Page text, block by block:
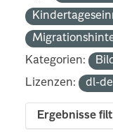
Kategorien:
Lizenzen:
dl-
Ergebnisse